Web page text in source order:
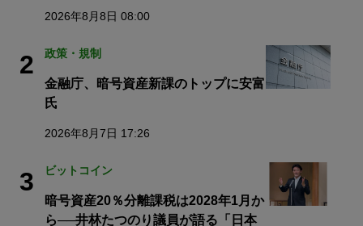
2026年8月8日 08:00
2 政策・規制
金融庁、暗号資産新課のトップに安富
氏
2026年8月7日 17:26
3 ビットコイン
暗号資産20％分離課税は2028年1月か
ら──井林たつのり議員が語る「日本